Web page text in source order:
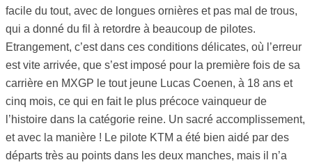
facile du tout, avec de longues ornières et pas mal de trous,
qui a donné du fil à retordre à beaucoup de pilotes.
Etrangement, c’est dans ces conditions délicates, où l’erreur
est vite arrivée, que s’est imposé pour la première fois de sa
carrière en MXGP le tout jeune Lucas Coenen, à 18 ans et
cinq mois, ce qui en fait le plus précoce vainqueur de
l’histoire dans la catégorie reine. Un sacré accomplissement,
et avec la manière ! Le pilote KTM a été bien aidé par des
départs très au points dans les deux manches, mais il n’a